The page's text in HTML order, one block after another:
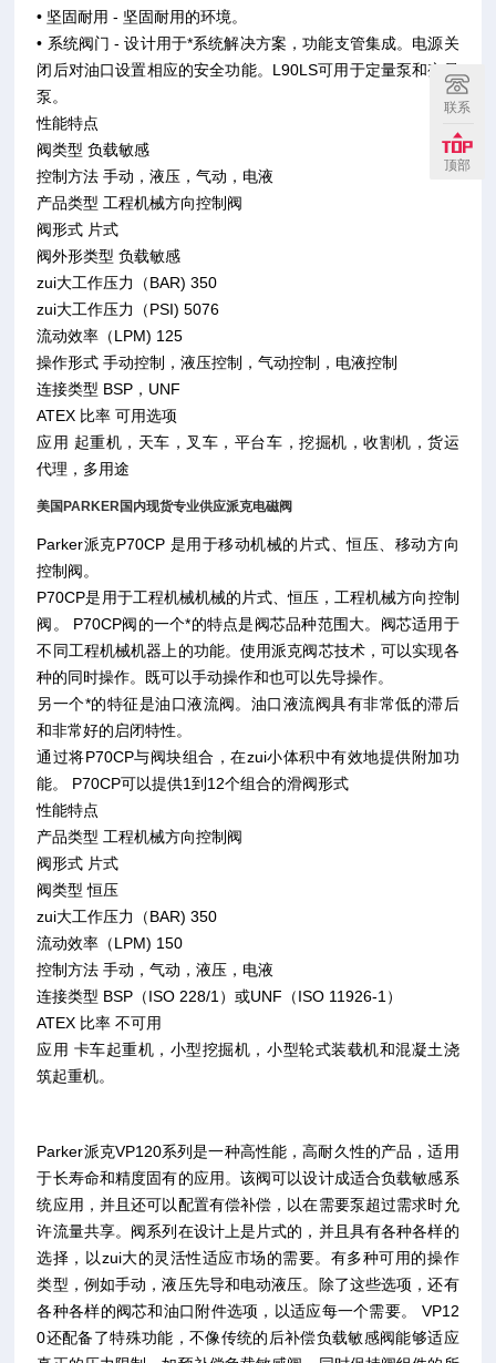
• 坚固耐用 - 坚固耐用的环境。
• 系统阀门 - 设计用于*系统解决方案，功能支管集成。电源关
闭后对油口设置相应的安全功能。L90LS可用于定量泵和变量
泵。
性能特点
阀类型 负载敏感
控制方法 手动，液压，气动，电液
产品类型 工程机械方向控制阀
阀形式 片式
阀外形类型 负载敏感
zui大工作压力（BAR) 350
zui大工作压力（PSI) 5076
流动效率（LPM) 125
操作形式 手动控制，液压控制，气动控制，电液控制
连接类型 BSP，UNF
ATEX 比率 可用选项
应用 起重机，天车，叉车，平台车，挖掘机，收割机，货运
代理，多用途
美国PARKER国内现货专业供应派克电磁阀
Parker派克P70CP 是用于移动机械的片式、恒压、移动方向
控制阀。
P70CP是用于工程机械机械的片式、恒压，工程机械方向控制
阀。 P70CP阀的一个*的特点是阀芯品种范围大。阀芯适用于
不同工程机械机器上的功能。使用派克阀芯技术，可以实现各
种的同时操作。既可以手动操作和也可以先导操作。
另一个*的特征是油口液流阀。油口液流阀具有非常低的滞后
和非常好的启闭特性。
通过将P70CP与阀块组合，在zui小体积中有效地提供附加功
能。 P70CP可以提供1到12个组合的滑阀形式
性能特点
产品类型 工程机械方向控制阀
阀形式 片式
阀类型 恒压
zui大工作压力（BAR) 350
流动效率（LPM) 150
控制方法 手动，气动，液压，电液
连接类型 BSP（ISO 228/1）或UNF（ISO 11926-1）
ATEX 比率 不可用
应用 卡车起重机，小型挖掘机，小型轮式装载机和混凝土浇
筑起重机。
Parker派克VP120系列是一种高性能，高耐久性的产品，适用
于长寿命和精度固有的应用。该阀可以设计成适合负载敏感系
统应用，并且还可以配置有偿补偿，以在需要泵超过需求时允
许流量共享。阀系列在设计上是片式的，并且具有各种各样的
选择，以zui大的灵活性适应市场的需要。有多种可用的操作
类型，例如手动，液压先导和电动液压。除了这些选项，还有
各种各样的阀芯和油口附件选项，以适应每一个需要。 VP12
0还配备了特殊功能，不像传统的后补偿负载敏感阀能够适应
联系
顶部